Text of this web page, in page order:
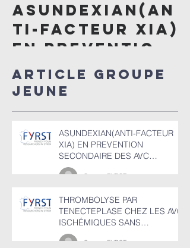
ASUNDEXIAN(AN
TI-FACTEUR XIA)
EN PREVENTION
SECONDAIRE
DES AVC
Article GROUPE
JEUNE
ASUNDEXIAN(ANTI-FACTEUR
XIA) EN PREVENTION
SECONDAIRE DES AVC
ISCHEMIQUES​​
Groupe FYRST
THROMBOLYSE PAR
TENECTEPLASE CHEZ LES AVC
ISCHÉMIQUES SANS
OCCLUSION DE GROS TRONC
Groupe FYRST